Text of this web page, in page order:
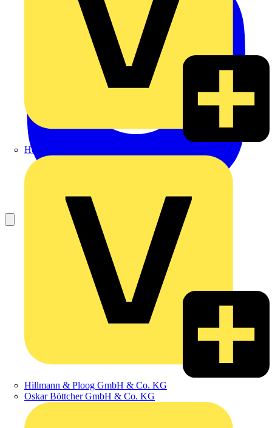
Heinrich Häusler GmbH
Hillmann & Ploog GmbH & Co. KG
Oskar Böttcher GmbH & Co. KG